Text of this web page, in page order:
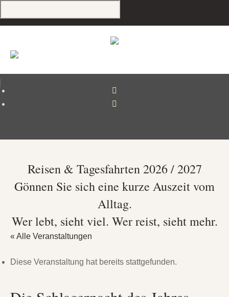
Reisen & Tagesfahrten 2026 / 2027
Gönnen Sie sich eine kurze Auszeit vom
Alltag.
Wer lebt, sieht viel. Wer reist, sieht mehr.
« Alle Veranstaltungen
Diese Veranstaltung hat bereits stattgefunden.